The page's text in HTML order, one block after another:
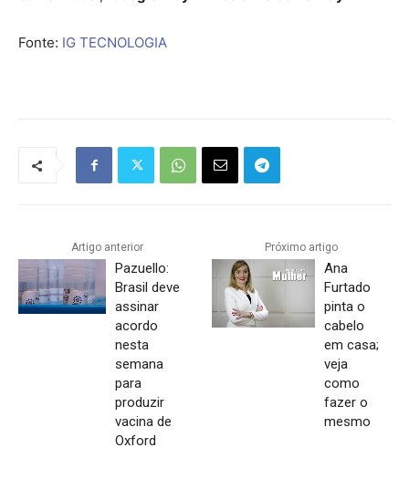
Fonte: IG TECNOLOGIA
Artigo anterior
Pazuello:
Brasil deve
assinar
acordo
nesta
semana
para
produzir
vacina de
Oxford
Próximo artigo
Ana
Furtado
pinta o
cabelo
em casa;
veja
como
fazer o
mesmo